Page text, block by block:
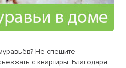
Не спешите
с квартиры. Благодаря